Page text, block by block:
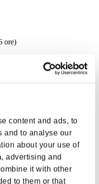
content and ads, to
and to analyse our
about your use of
advertising and
it with other
to them or that
ore)